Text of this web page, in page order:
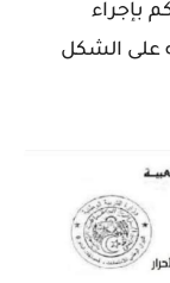
بإجراء
على الشكل